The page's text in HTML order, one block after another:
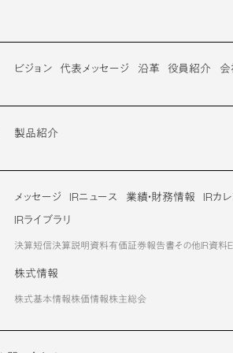
ビジョン 代表メッセージ 沿革 役員紹介
製品紹介
メッセージ IRニュース 業績・財務情報 IRカ
IRライブラリ
決算短信決算説明資料有価証券報告書その他IR資料
株式情報
株式基本情報株価情報株主総会